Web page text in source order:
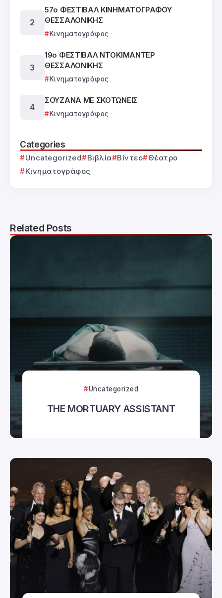
57ο ΦΕΣΤΙΒΑΛ ΚΙΝΗΜΑΤΟΓΡΑΦΟΥ
ΘΕΣΣΑΛΟΝΙΚΗΣ
Κινηματογράφος
19ο ΦΕΣΤΙΒΑΛ ΝΤΟΚΙΜΑΝΤΕΡ
ΘΕΣΣΑΛΟΝΙΚΗΣ
Κινηματογράφος
ΣΟΥΖΑΝΑ ΜΕ ΣΚΟΤΩΝΕΙΣ
Κινηματογράφος
Categories
Uncategorized Βιβλία Βίντεο
Θέατρο
Κινηματογράφος
Related Posts
Uncategorized
THE MORTUARY ASSISTANT